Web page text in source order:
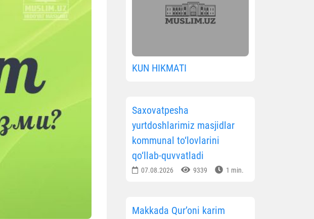
KUN HIKMATI
Saxovatpesha
yurtdoshlarimiz masjidlar
kommunal to‘lovlarini
qo‘llab-quvvatladi
07.08.2026 9339 1 min.
Makkada Qur’oni karim